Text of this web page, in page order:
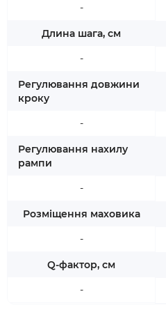
-
Длина шага, см
-
Регулювання довжини
кроку
-
Регулювання нахилу
рампи
-
Розміщення маховика
-
Q-фактор, см
-